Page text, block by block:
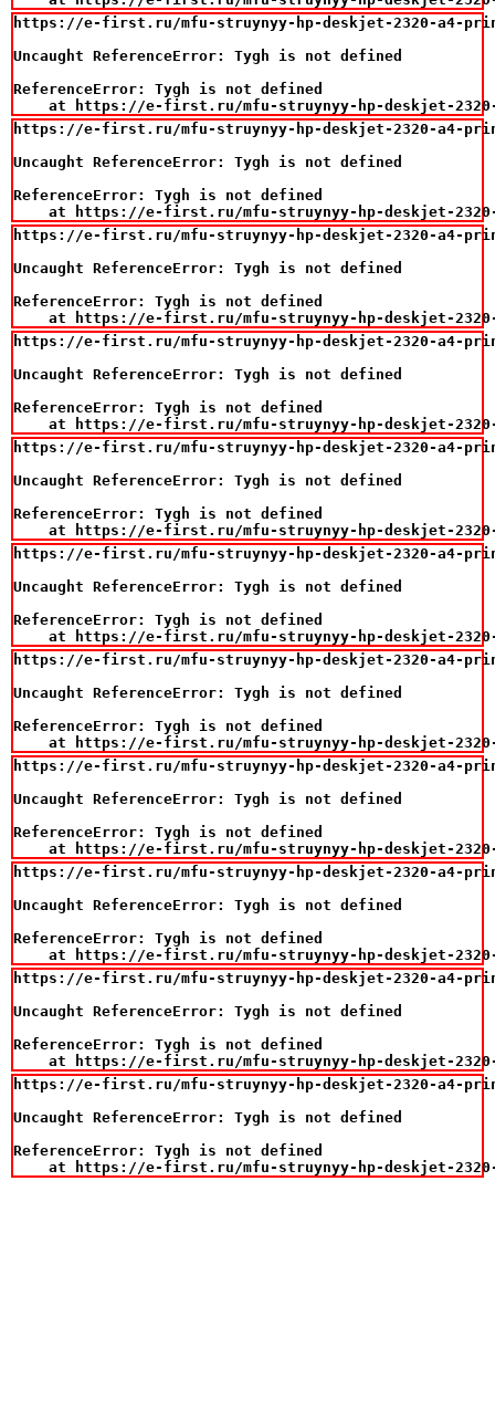
https://e-first.ru/mfu-struynyy-hp-deskjet-2320-a4-
Uncaught ReferenceError: Tygh is not defined
ReferenceError: Tygh is not defined
at https://e-first.ru/mfu-struynyy-hp-deskjet-
https://e-first.ru/mfu-struynyy-hp-deskjet-2320-a4-
Uncaught ReferenceError: Tygh is not defined
ReferenceError: Tygh is not defined
at https://e-first.ru/mfu-struynyy-hp-deskjet-
https://e-first.ru/mfu-struynyy-hp-deskjet-2320-a4-
Uncaught ReferenceError: Tygh is not defined
ReferenceError: Tygh is not defined
at https://e-first.ru/mfu-struynyy-hp-deskjet-
https://e-first.ru/mfu-struynyy-hp-deskjet-2320-a4-
Uncaught ReferenceError: Tygh is not defined
ReferenceError: Tygh is not defined
at https://e-first.ru/mfu-struynyy-hp-deskjet-
https://e-first.ru/mfu-struynyy-hp-deskjet-2320-a4-
Uncaught ReferenceError: Tygh is not defined
ReferenceError: Tygh is not defined
at https://e-first.ru/mfu-struynyy-hp-deskjet-
https://e-first.ru/mfu-struynyy-hp-deskjet-2320-a4-
Uncaught ReferenceError: Tygh is not defined
ReferenceError: Tygh is not defined
at https://e-first.ru/mfu-struynyy-hp-deskjet-
https://e-first.ru/mfu-struynyy-hp-deskjet-2320-a4-
Uncaught ReferenceError: Tygh is not defined
ReferenceError: Tygh is not defined
at https://e-first.ru/mfu-struynyy-hp-deskjet-
https://e-first.ru/mfu-struynyy-hp-deskjet-2320-a4-
Uncaught ReferenceError: Tygh is not defined
ReferenceError: Tygh is not defined
at https://e-first.ru/mfu-struynyy-hp-deskjet-
https://e-first.ru/mfu-struynyy-hp-deskjet-2320-a4-
Uncaught ReferenceError: Tygh is not defined
ReferenceError: Tygh is not defined
at https://e-first.ru/mfu-struynyy-hp-deskjet-
https://e-first.ru/mfu-struynyy-hp-deskjet-2320-a4-
Uncaught ReferenceError: Tygh is not defined
ReferenceError: Tygh is not defined
at https://e-first.ru/mfu-struynyy-hp-deskjet-
https://e-first.ru/mfu-struynyy-hp-deskjet-2320-a4-
Uncaught ReferenceError: Tygh is not defined
ReferenceError: Tygh is not defined
at https://e-first.ru/mfu-struynyy-hp-deskjet-